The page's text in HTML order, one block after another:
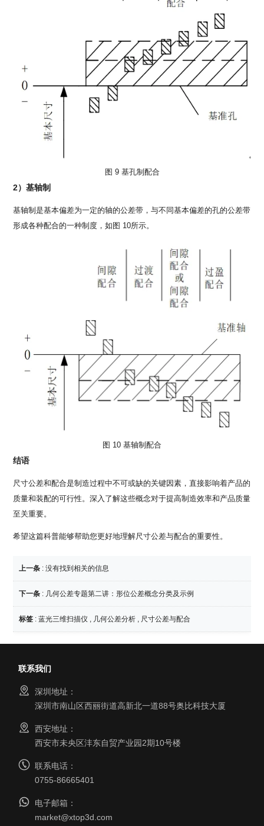
图 9 基孔制配合
2）基轴制
基轴制是基本偏差为一定的轴的公差带，与不同基本偏差的孔的公差带
形成各种配合的一种制度，如图 10所示。
图 10 基轴制配合
结语
尺寸公差和配合是制造过程中不可或缺的关键因素，直接影响着产品的
质量和装配的可行性。深入了解这些概念对于提高制造效率和产品质量
至关重要。
希望这篇科普能够帮助您更好地理解尺寸公差与配合的重要性。
上一条 : 没有找到相关的信息
下一条 : 几何公差专题第二讲：形位公差概念分类及示例
标签 :蓝光三维扫描仪 , 几何公差分析 , 尺寸公差与配合
联系我们
深圳地址：
深圳市南山区西丽街道高新北一道88号奥比科技大厦
西安地址：
西安市未央区沣东自贸产业园2期10号楼
联系电话：
0755-86665401
电子邮箱：
market@xtop3d.com